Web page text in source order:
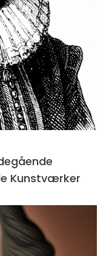
Kunstværker